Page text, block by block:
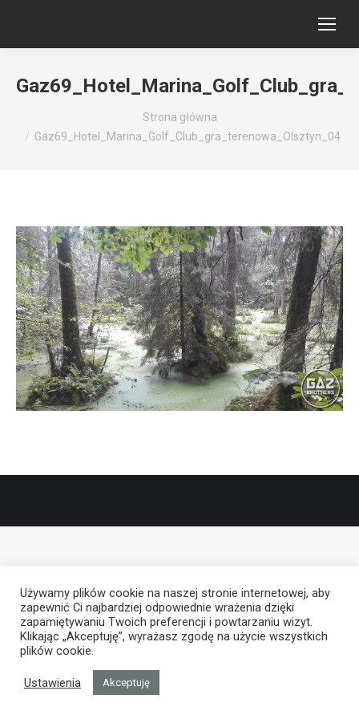
Strona główna
Gaz69_Hotel_Marina_Golf_Club_gra_terenowa_Olsztyn_04
Używamy plików cookie na naszej stronie internetowej, aby
zapewnić Ci najbardziej odpowiednie wrażenia dzięki
zapamiętywaniu Twoich preferencji i powtarzaniu wizyt.
Klikając „Akceptuję”, wyrażasz zgodę na użycie wszystkich
plików cookie.
Ustawienia Akceptuję